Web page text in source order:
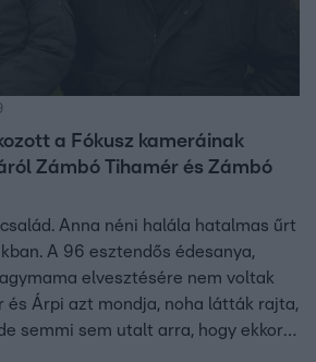
a Fókusz kameráinak
Zámbó Tihamér és Zámbó
Anna néni halála hatalmas űrt
A 96 esztendős édesanya,
elvesztésére nem voltak
és Árpi azt mondja, noha látták rajta,
semmi sem utalt arra, hogy ekkora